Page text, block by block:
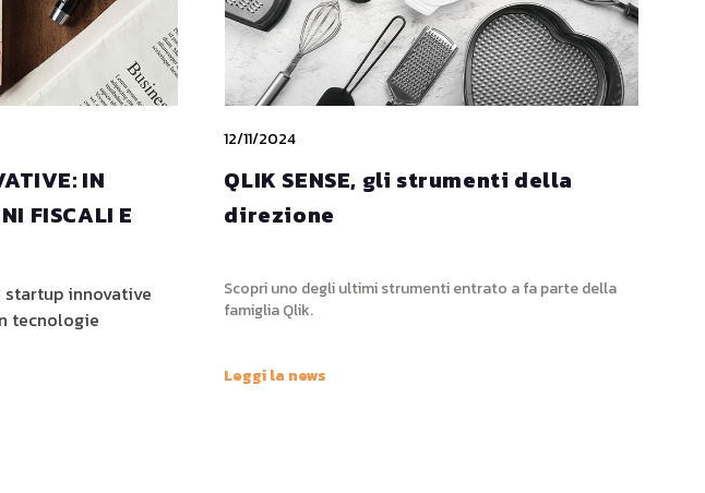
IN
FISCALI E
startup innovative
tecnologie
12/11/2024
QLIK SENSE, gli strumenti della
direzione
Scopri uno degli ultimi strumenti entrato a fa parte della
famiglia Qlik.
Leggi la news